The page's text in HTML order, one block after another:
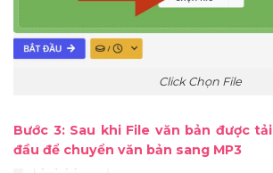
Click Chọn File
Bước 3: Sau khi File văn bản được
đầu để chuyển văn bản sang MP3